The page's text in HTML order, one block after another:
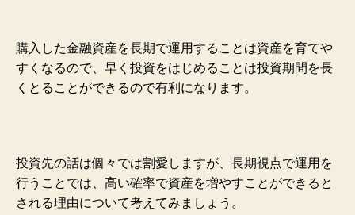
購入した金融資産を長期で運用することは資産を育てや
すくなるので、早く投資をはじめることは投資期間を長
くとることができるので有利になります。
投資先の話は個々では割愛しますが、長期視点で運用を
行うことでは、高い確率で資産を増やすことができると
される理由について考えてみましょう。